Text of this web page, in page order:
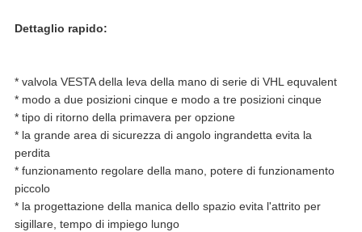
Dettaglio rapido:
* valvola VESTA della leva della mano di serie di VHL equvalent
* modo a due posizioni cinque e modo a tre posizioni cinque
* tipo di ritorno della primavera per opzione
* la grande area di sicurezza di angolo ingrandetta evita la
perdita
* funzionamento regolare della mano, potere di funzionamento
piccolo
* la progettazione della manica dello spazio evita l'attrito per
sigillare, tempo di impiego lungo